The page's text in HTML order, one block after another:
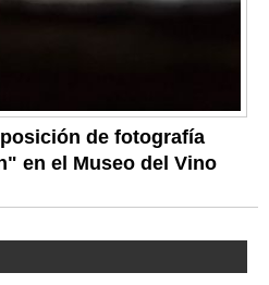
de fotografía
en el Museo del Vino